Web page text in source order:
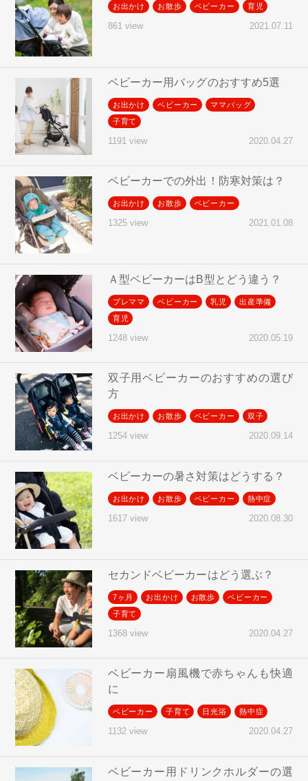
お出かけ お散歩 ベビーカー 育児
861 view 2021.07.11
ベビーカー用バッグのおすすめ5選
お出かけ ベビーカー
ママバッグ
子育て
1191 view 2020.04.27
ベビーカーでの外出！防寒対策は？
お出かけ お散歩 ベビーカー
1325 view 2021.01.08
Ａ型ベビーカーはB型とどう違う？
プレママ ベビーカー 乳児
出産準備
育児
1248 view 2020.05.19
双子用ベビーカーのおすすめの選び
方
お出かけ お散歩 ベビーカー 双子
1254 view 2020.09.14
ベビーカーの暑さ対策はどうする？
お出かけ お散歩 ベビーカー 熱中症
1617 view 2020.08.30
セカンドベビーカーはどう選ぶ？
7ヶ月 お出かけ お散歩
ベビーカー
子育て
1368 view 2020.04.27
ベビーカー扇風機で赤ちゃんも快適
に
ベビーカー 子育て 日光浴 熱中症
1132 view 2020.04.27
ベビーカー用ドリンクホルダーの選